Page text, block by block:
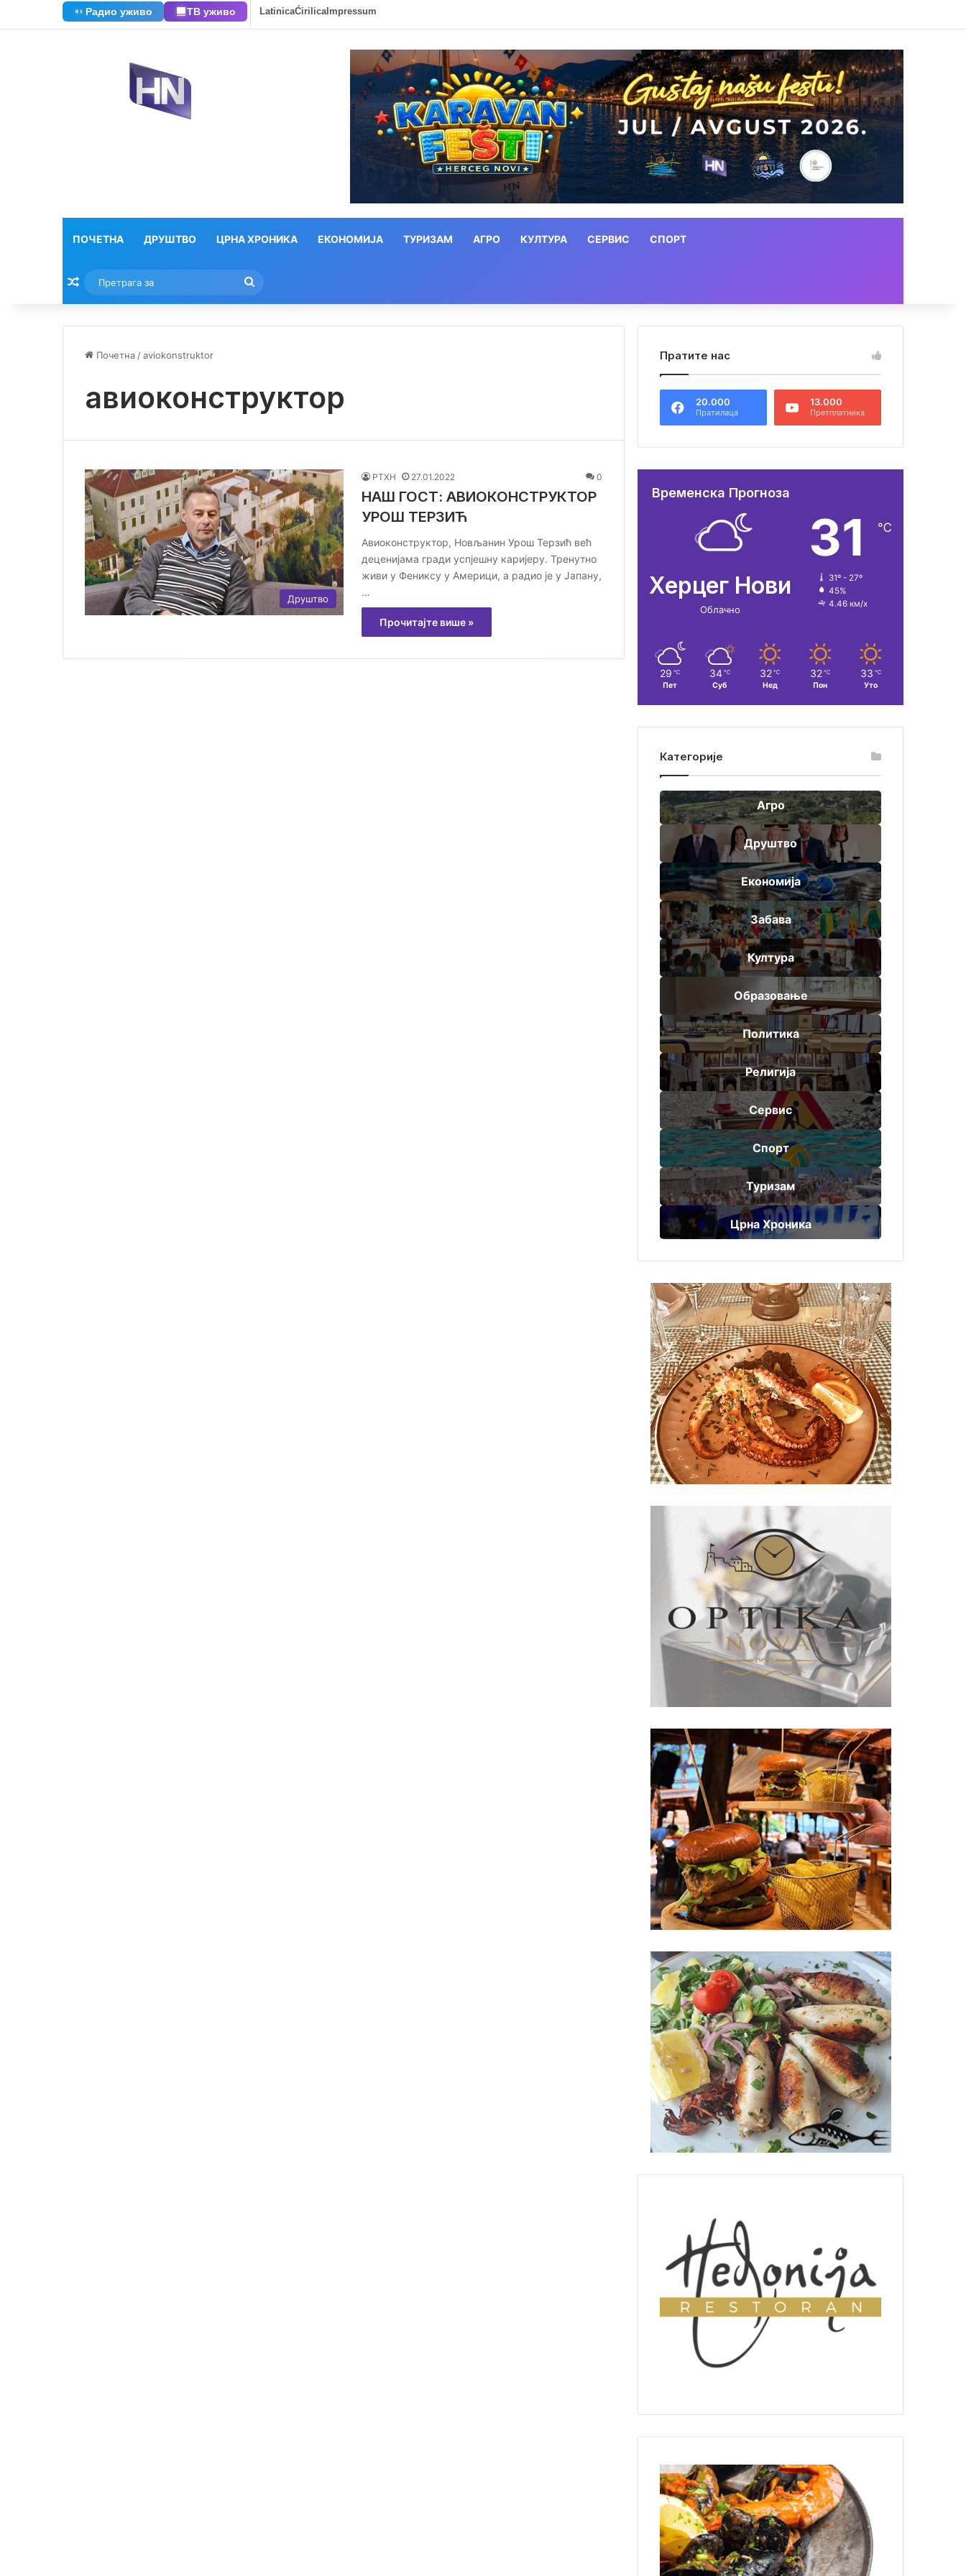
Радио уживо ТВ уживо LatinicaĆirilicaImpressum
ПОЧЕТНА ДРУШТВО ЦРНА ХРОНИКА ЕКОНОМИЈА ТУРИЗАМ АГРО КУЛТУРА СЕРВИС СПОРТ
Насумични текстови
за
Почетна /aviokonstruktor
авиоконструктор
Друштво
РТХН 27.01.2022 0
НАШ ГОСТ: АВИОКОНСТРУКТОР
УРОШ ТЕРЗИЋ
Авиоконструктор, Новљанин Урош Терзић већ
деценијама гради успјешну каријеру. Тренутно
живи у Фениксу у Америци, а радио је у Јапану,
…
Прочитајте више »
Пратите нас
20.000
Пратилаца
13.000
Претплатника
Временска Прогноза
Херцег Нови
Облачно
31 ℃
31º - 27º
45%
4.46 км/х
29 ℃
Пет
34 ℃
Суб
32 ℃
Нед
32 ℃
Пон
33 ℃
Уто
Категорије
Агро
Друштво
Економија
Забава
Култура
Образовање
Политика
Религија
Сервис
Спорт
Туризам
Црна Хроника